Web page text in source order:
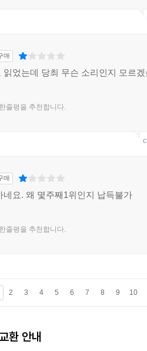
매
읽었는데 당최 무슨 소리인지 모르
줄평을 추천합니다.
매
네요. 왜 몇주째1위인지 납득불가
줄평을 추천합니다.
2 3 4 5 6 7 8 9 10
환 안내